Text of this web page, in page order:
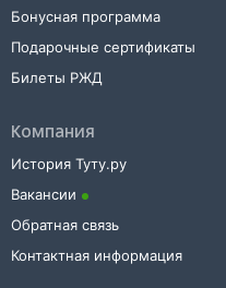
Бонусная программа
Подарочные сертификаты
Билеты РЖД
Компания
История Туту.ру
Вакансии
Обратная связь
Контактная информация